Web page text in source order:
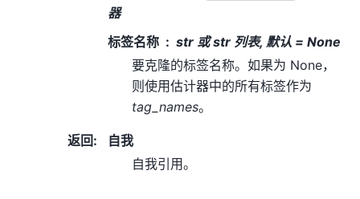
器
标签名称
str 或 str 列表, 默认 = None
要克隆的标签名称。如果为 None，
则使用估计器中的所有标签作为
tag_names。
返回:
自我
自我引用。